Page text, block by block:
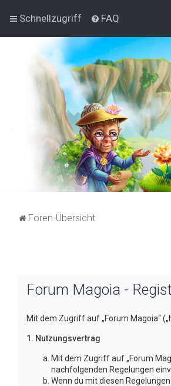
Schnellzugriff FAQ
Foren-Übersicht
Forum Magoia -
Mit dem Zugriff auf „Forum Magoia“
1. Nutzungsvertrag
Mit dem Zugriff auf „Forum
nachfolgenden Regelungen
Wenn du mit diesen